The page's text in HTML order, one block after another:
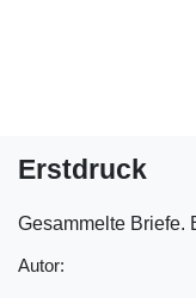
Erstdruck
Gesammelte Briefe.
Autor: